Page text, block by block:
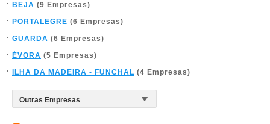
BEJA (9 Empresas)
PORTALEGRE (6 Empresas)
GUARDA (6 Empresas)
ÉVORA (5 Empresas)
ILHA DA MADEIRA - FUNCHAL (4 Empresas)